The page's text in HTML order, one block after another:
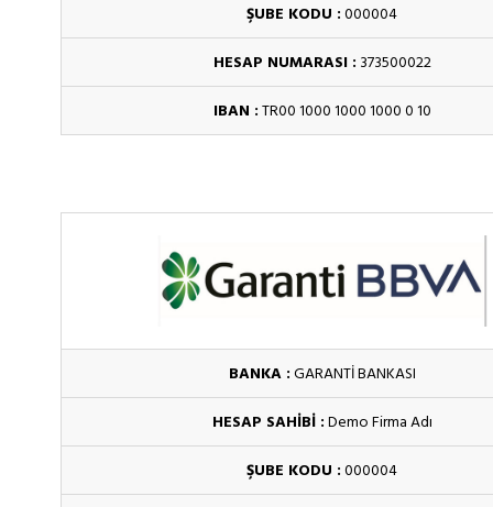
ŞUBE KODU :000004
HESAP NUMARASI : 373500022
IBAN :TR00 1000 1000 1000 0 10
BANKA :GARANTİ BANKASI
HESAP SAHİBİ :Demo Firma Adı
ŞUBE KODU :000004